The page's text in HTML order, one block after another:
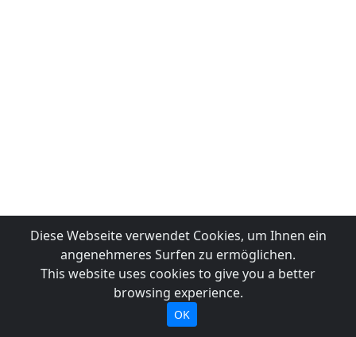
Diese Webseite verwendet Cookies, um Ihnen ein
angenehmeres Surfen zu ermöglichen.
This website uses cookies to give you a better
browsing experience.
OK